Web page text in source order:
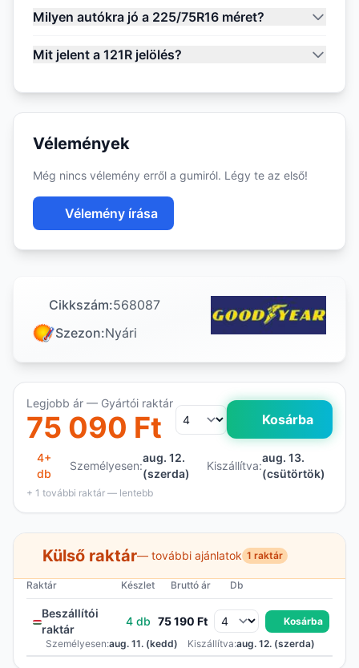
Milyen autókra jó a 225/75R16 méret?
Mit jelent a 121R jelölés?
Vélemények
Még nincs vélemény erről a gumiról. Légy te az első!
Vélemény írása
Cikkszám:568087
Szezon:Nyári
Legjobb ár — Gyártói raktár
75 090 Ft Kosárba
4+
db
Személyesen:
aug. 12.
(szerda)
Kiszállítva:
aug. 13.
(csütörtök)
+ 1 további raktár — lentebb
Külső raktár— további ajánlatok 1 raktár
Raktár Készlet Bruttó ár Db
Beszállítói
raktár
4 db 75 190 Ft
Kosárba
Személyesen:aug. 11. (kedd) Kiszállítva:aug. 12. (szerda)